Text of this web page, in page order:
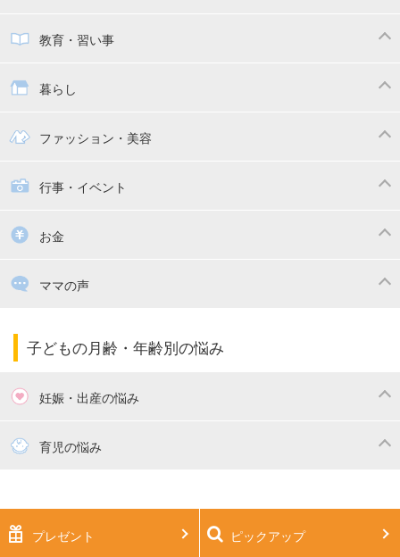
子供とおでかけ
抱っこ紐
教育・習い事
教育・習い事
幼稚園
絵本
暮らし
ママの日常
家族関係・夫婦関係
掃除
ファッション・美容
子供の服・ファッション
行事・イベント
漫画
出産祝い・内祝い
お金
住宅購入ママの声
子育てコラム
子どもの月齢・年齢別の悩み
妊娠・出産の悩み
妊活 育児の悩み
生後2ヶ月 生後3ヶ月
プレゼント ピックアップ